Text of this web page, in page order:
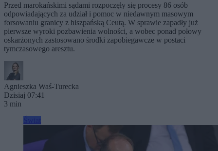
Przed marokańskimi sądami rozpoczęły się procesy 86 osób
odpowiadających za udział i pomoc w niedawnym masowym
forsowaniu granicy z hiszpańską Ceutą. W sprawie zapadły już
pierwsze wyroki pozbawienia wolności, a wobec ponad połowy
oskarżonych zastosowano środki zapobiegawcze w postaci
tymczasowego aresztu.
Agnieszka Waś-Turecka
Dzisiaj 07:41
3 min